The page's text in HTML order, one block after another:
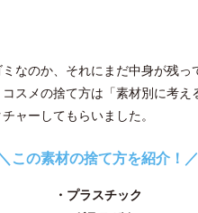
なのか、それにまだ中身が残
スメの捨て方は「素材別に考
ャーしてもらいました。
＼この素材の捨て方を紹介！／
・プラスチック